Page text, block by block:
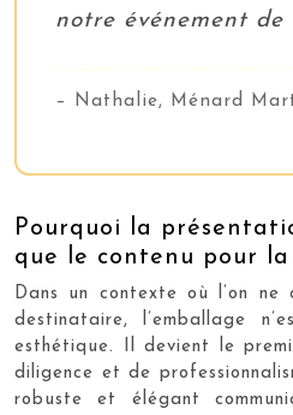
notre événement de
– Nathalie, Ménard
Pourquoi la
que le contenu pour
Dans un contexte où l’on
destinataire, l’emballage
esthétique. Il devient le
diligence et de
robuste et élégant